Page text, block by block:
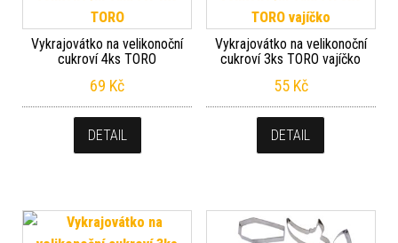
Vykrajovátko na velikonoční
cukroví 4ks TORO
69 Kč
DETAIL
Vykrajovátko na velikonoční
cukroví 3ks TORO vajíčko
55 Kč
DETAIL